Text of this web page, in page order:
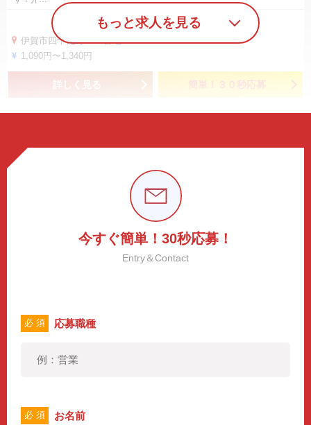
伊賀市四十九町1721番地
1,090円〜1,340円
詳しく見る 簡単！３０秒応募
もっと求人を見る
今すぐ簡単！30秒応募！
Entry＆Contact
必 須 応募職種
必 須 お名前